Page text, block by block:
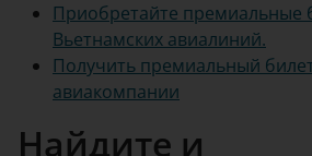
Приобретайте премиальные
Вьетнамских авиалиний.
Получить премиальный
авиакомпании
Найдите и